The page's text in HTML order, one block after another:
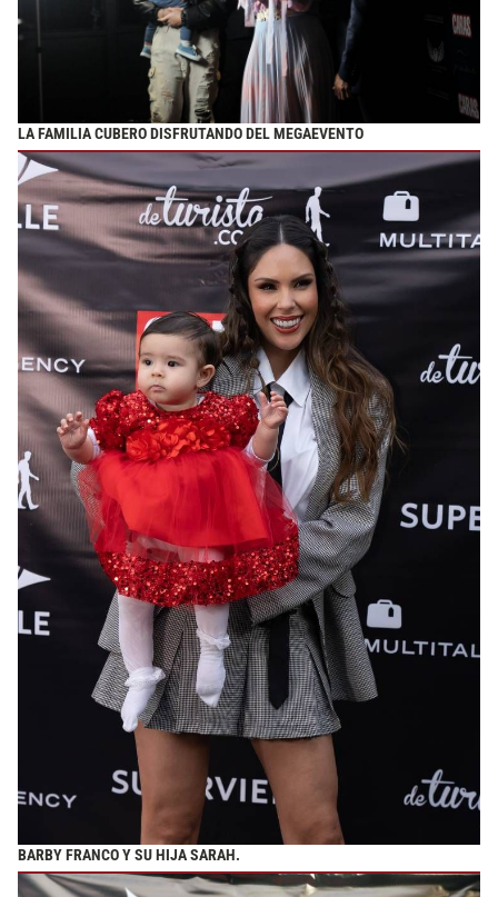
LA FAMILIA CUBERO DISFRUTANDO DEL MEGAEVENTO
BARBY FRANCO Y SU HIJA SARAH.